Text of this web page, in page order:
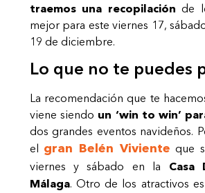
traemos una recopilación de
mejor para este viernes 17,
19 de diciembre.
Lo que no te puedes
La recomendación que te
viene siendo un ‘win to win’
dos grandes eventos navideños.
el gran Belén Viviente que
viernes y sábado en la Casa
Málaga. Otro de los atractivos